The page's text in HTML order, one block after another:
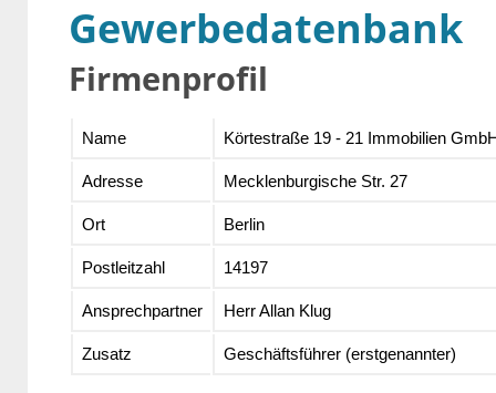
Gewerbedatenbank
Firmenprofil
Name Körtestraße 19 - 21 Immobilien
Adresse Mecklenburgische Str. 27
Ort Berlin
Postleitzahl 14197
Ansprechpartner Herr Allan Klug
Zusatz Geschäftsführer (erstgenannter)